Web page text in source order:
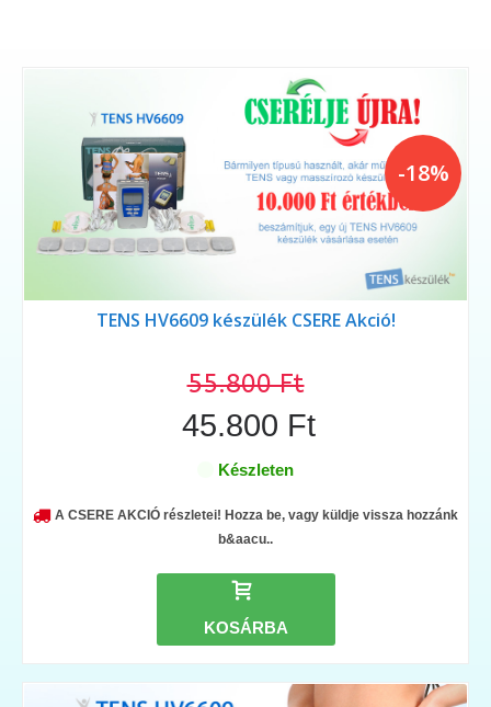
-18%
TENS HV6609 készülék CSERE Akció!
55.800 Ft
45.800 Ft
Készleten
A CSERE AKCIÓ részletei! Hozza be, vagy küldje vissza hozzánk
b&aacu..
KOSÁRBA